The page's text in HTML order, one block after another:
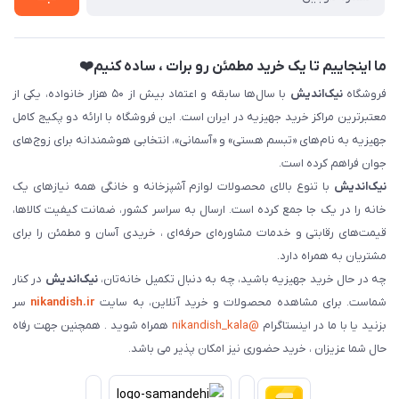
ما اینجاییم تا یک خرید مطمئن رو برات ، ساده کنیم❤️
فروشگاهنیک‌اندیش
با سال‌ها سابقه و اعتماد بیش از ۵۰ هزار خانواده، یکی از
معتبرترین مراکز خرید جهیزیه در ایران است. این فروشگاه با ارائه دو پکیج کامل
جهیزیه به نام‌های «تبسم هستی» و «آسمانی»، انتخابی هوشمندانه برای زوج‌های
جوان فراهم کرده است.
نیک‌اندیش با تنوع بالای محصولات لوازم آشپزخانه و خانگی همه نیازهای یک
خانه را در یک جا جمع کرده است. ارسال به سراسر کشور، ضمانت کیفیت کالاها،
قیمت‌های رقابتی و خدمات مشاوره‌ای حرفه‌ای ، خریدی آسان و مطمئن را برای
مشتریان به همراه دارد.
چه در حال خرید جهیزیه باشید، چه به دنبال تکمیل خانه‌تان،نیک‌اندیش در کنار
شماست. برای مشاهده محصولات و خرید آنلاین، به سایت nikandish.ir سر
بزنید یا با ما در اینستاگرام @nikandish_kala
همراه شوید . همچنین جهت رفاه
حال شما عزیزان ، خرید حضوری نیز امکان پذیر می باشد.